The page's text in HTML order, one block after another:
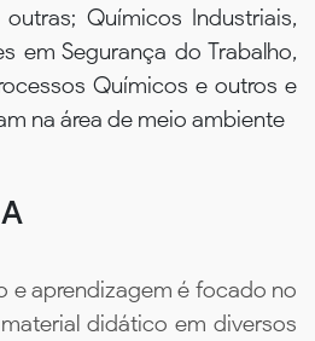
Químicos Industriais,
em Segurança do Trabalho,
Químicos e outros e
na área de meio ambiente
e aprendizagem é focado no
didático em diversos